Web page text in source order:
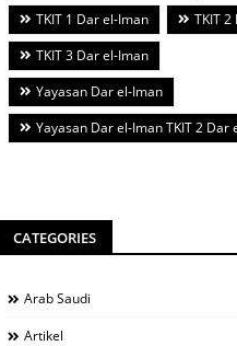
TKIT 1 Dar el-Iman
TKIT
TKIT 3 Dar el-Iman
Yayasan Dar el-Iman
Yayasan Dar el-Iman TKIT 2 Dar
CATEGORIES
Arab Saudi
Artikel